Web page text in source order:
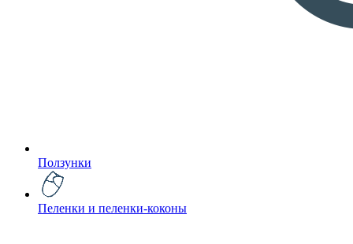
Ползунки
Пеленки и пеленки-коконы